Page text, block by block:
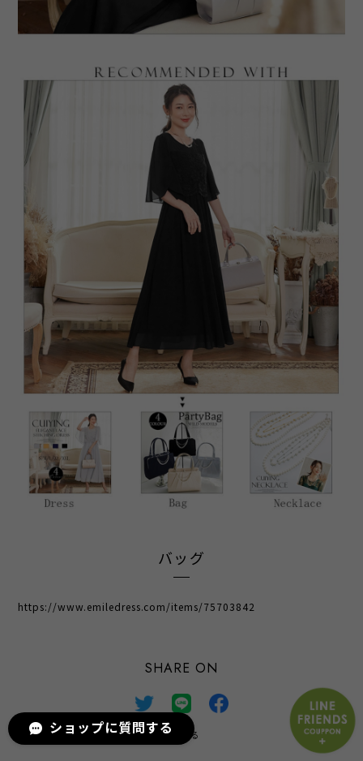
バッグ
https://www.emiledress.com/items/75703842
SHARE ON
通報する
ショップに質問する